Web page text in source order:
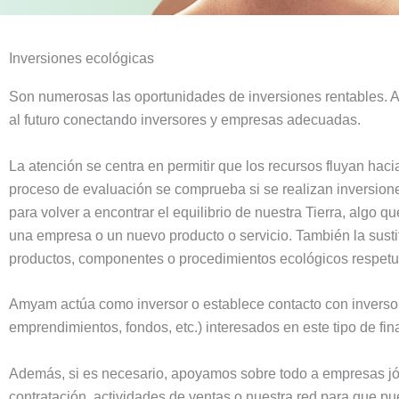
Inversiones ecológicas
Son numerosas las oportunidades de inversiones rentables.
al futuro conectando inversores y empresas adecuadas.
La atención se centra en permitir que los recursos fluyan
proceso de evaluación se comprueba si se realizan
para volver a encontrar el equilibrio de nuestra Tierra, algo
una empresa o un nuevo producto o servicio. También la
productos, componentes o procedimientos ecológicos
Amyam actúa como inversor o establece contacto con
emprendimientos, fondos, etc.) interesados en este tipo de
Además, si es necesario, apoyamos sobre todo a empresas